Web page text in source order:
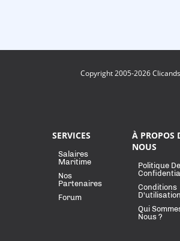
Copyright 2005-2026
SERVICES
Salaires
Maritime
Nos
Partenaires
Forum
À PROPOS
NOUS
Politique De
Conditions
D'utilisation
Qui
Nous ?